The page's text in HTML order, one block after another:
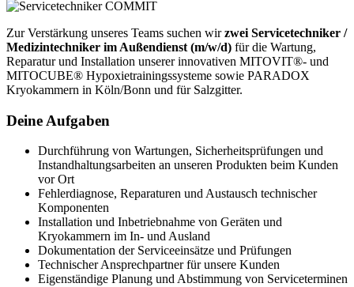
Zur Verstärkung unseres Teams suchen wirzwei Servicetechniker /
Medizintechniker im Außendienst (m/w/d) für die Wartung,
Reparatur und Installation unserer innovativen MITOVIT®- und
MITOCUBE® Hypoxietrainingssysteme sowie PARADOX
Kryokammern in Köln/Bonn und für Salzgitter.
Deine Aufgaben
Durchführung von Wartungen, Sicherheitsprüfungen und
Instandhaltungsarbeiten an unseren Produkten beim Kunden
vor Ort
Fehlerdiagnose, Reparaturen und Austausch technischer
Komponenten
Installation und Inbetriebnahme von Geräten und
Kryokammern im In- und Ausland
Dokumentation der Serviceeinsätze und Prüfungen
Technischer Ansprechpartner für unsere Kunden
Eigenständige Planung und Abstimmung von Serviceterminen